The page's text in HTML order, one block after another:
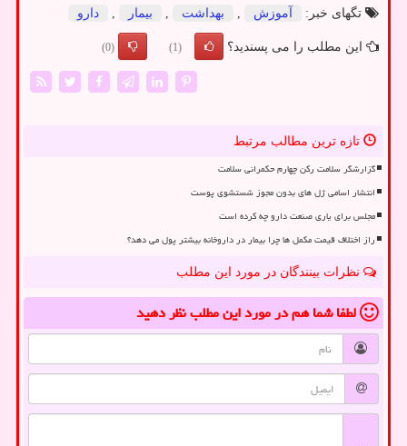
تگهای خبر:
آموزش , بهداشت , بیمار , دارو
این مطلب را می پسندید؟ (1)
(0)
تازه ترین مطالب مرتبط
گزارشگر سلامت رکن چهارم حکمرانی سلامت
انتشار اسامی ژل های بدون مجوز شستشوی پوست
مجلس برای یاری صنعت دارو چه کرده است
راز اختلاف قیمت مکمل ها چرا بیمار در داروخانه بیشتر پول می دهد؟
نظرات بینندگان در مورد این مطلب
لطفا شما همدر مورد این مطلبنظر دهید